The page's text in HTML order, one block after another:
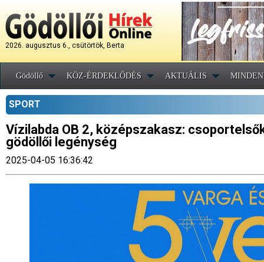
2026. augusztus 6., csütörtök, Berta
Gödöllő KÖZ-ÉRDEKLŐDÉS AKTUÁLIS
SPORT
Vízilabda OB 2, középszakasz:
gödöllői legénység
2025-04-05 16:36:42